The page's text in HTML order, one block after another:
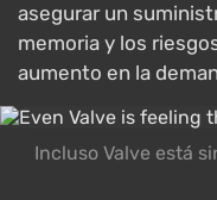
asegurar un
memoria y los
aumento en la
Incluso Valve está